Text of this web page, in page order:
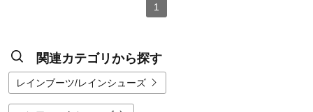
1
関連カテゴリから探す
レインブーツ/レインシューズ